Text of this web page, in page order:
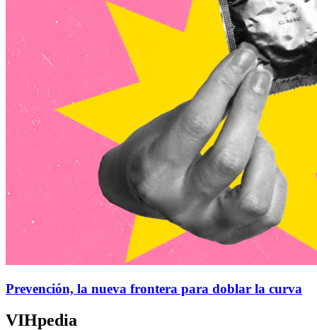
Prevención, la nueva frontera para doblar la curva
VIHpedia